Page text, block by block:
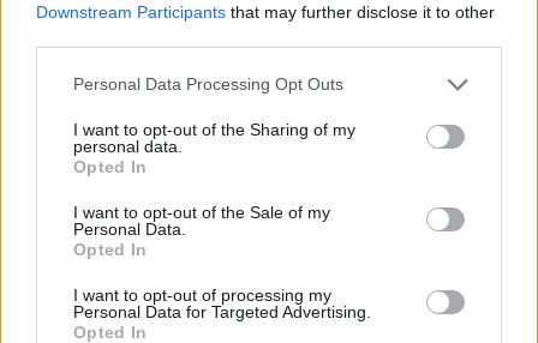
Downstream Participants that may further disclose it to other
Personal Data Processing Opt Outs
I want to opt-out of the Sharing of my
personal data.
Opted In
I want to opt-out of the Sale of my
Personal Data.
Opted In
I want to opt-out of processing my
Personal Data for Targeted Advertising.
Opted In
strömningarna behövs. De behöver inte stå i
kontrast till varandra. Att tala om vad man gillar
genom att framhäva vad man inte gillar, tillhör
Det behövs inte inom bildkonst, litteratur, musik –
eller öl.